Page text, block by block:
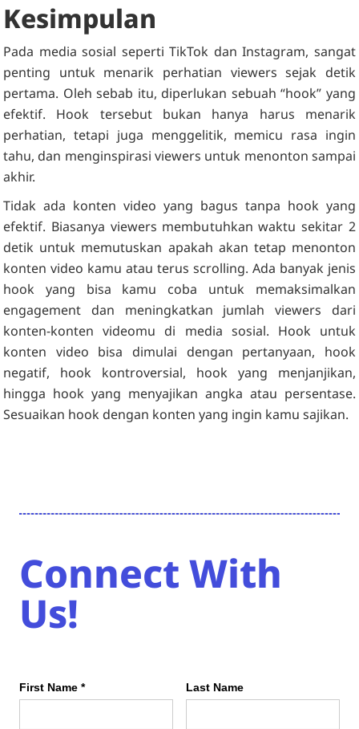
Kesimpulan
Pada media sosial seperti TikTok dan Instagram, sangat
penting untuk menarik perhatian viewers sejak detik
pertama. Oleh sebab itu, diperlukan sebuah “hook” yang
efektif. Hook tersebut bukan hanya harus menarik
perhatian, tetapi juga menggelitik, memicu rasa ingin
tahu, dan menginspirasi viewers untuk menonton sampai
akhir.
Tidak ada konten video yang bagus tanpa hook yang
efektif. Biasanya viewers membutuhkan waktu sekitar 2
detik untuk memutuskan apakah akan tetap menonton
konten video kamu atau terus scrolling. Ada banyak jenis
hook yang bisa kamu coba untuk memaksimalkan
engagement dan meningkatkan jumlah viewers dari
konten-konten videomu di media sosial. Hook untuk
konten video bisa dimulai dengan pertanyaan, hook
negatif, hook kontroversial, hook yang menjanjikan,
hingga hook yang menyajikan angka atau persentase.
Sesuaikan hook dengan konten yang ingin kamu sajikan.
Connect With
Us!
First Name * Last Name